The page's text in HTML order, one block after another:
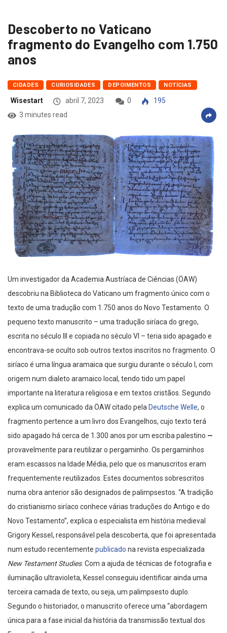
Descoberto no Vaticano
fragmento do Evangelho com 1.750
anos
CIDADES CURIOSIDADES DEPOIMENTOS NOTÍCIAS
Wisestart abril 7, 2023 0
195
3 minutes read
Um investigador da Academia Austríaca de Ciências (ÖAW)
descobriu na Biblioteca do Vaticano um fragmento único com o
texto de uma tradução com 1.750 anos do Novo Testamento. O
pequeno texto manuscrito – uma tradução siríaca do grego,
escrita no século III e copiada no século VI – teria sido apagado e
encontrava-se oculto sob outros textos inscritos no fragmento. O
siríaco é uma língua aramaica que surgiu durante o século I, com
origem num dialeto aramaico local, tendo tido um papel
importante na literatura religiosa e em textos cristãos. Segundo
explica um comunicado da ÖAW citado pela Deutsche Welle, o
fragmento pertence a um livro dos Evangelhos, cujo texto terá
sido apagado há cerca de 1.300 anos por um escriba palestino —
provavelmente para reutilizar o pergaminho. Os pergaminhos
eram escassos na Idade Média, pelo que os manuscritos eram
frequentemente reutilizados. Estes documentos sobrescritos
numa obra anterior são designados de palimpsestos. “A tradição
do cristianismo siríaco conhece várias traduções do Antigo e do
Novo Testamento”, explica o especialista em história medieval
Grigory Kessel, responsável pela descoberta, que foi apresentada
num estudo recentemente publicado na revista especializada
New Testament Studies. Com a ajuda de técnicas de fotografia e
iluminação ultravioleta, Kessel conseguiu identificar ainda uma
terceira camada de texto, ou seja, um palimpsesto duplo.
Segundo o historiador, o manuscrito oferece uma “abordagem
única para a fase inicial da história da transmissão textual dos